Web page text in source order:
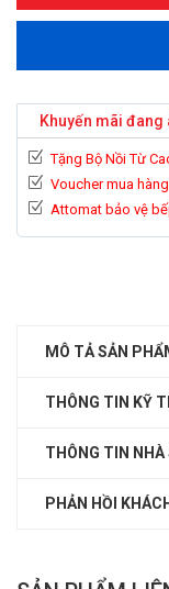
Khuyến mãi đang
Tặng Bộ Nồi Từ
Voucher mua hàng
Attomat bảo vệ
MÔ TẢ SẢN
THÔNG TIN KỸ
THÔNG TIN NHÀ
PHẢN HỒI